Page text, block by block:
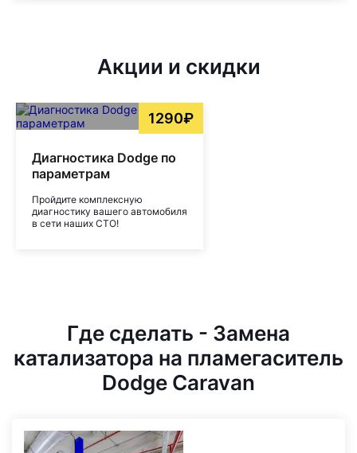
Акции и скидки
1290₽
Диагностика Dodge по
параметрам
Пройдите комплексную
диагностику вашего автомобиля
в сети наших СТО!
Где сделать - Замена
катализатора на пламегаситель
Dodge Caravan